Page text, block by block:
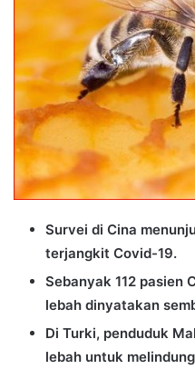
Survei di Cina
terjangkit Covid-19.
Sebanyak 112 pasien
lebah dinyatakan
Di Turki, penduduk
lebah untuk